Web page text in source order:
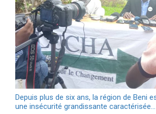
Depuis plus de six ans, la région de Beni
une insécurité grandissante caractérisée…